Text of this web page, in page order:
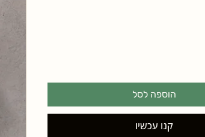
הוספה לסל
קנו עכשיו